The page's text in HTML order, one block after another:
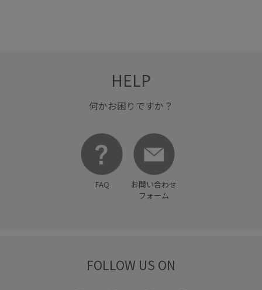
HELP
何かお困りですか？
FAQ
お問い合わせ
フォーム
FOLLOW US ON